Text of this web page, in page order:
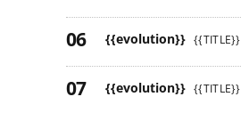
{{evolution}} {{TITLE}}
{{evolution}} {{TITLE}}